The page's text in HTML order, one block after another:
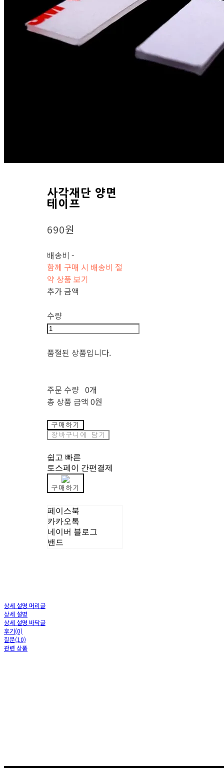
사각재단 양면
테이프
690원
배송비-
함께 구매 시 배송비 절
약 상품 보기
추가 금액
수량
품절된 상품입니다.
주문 수량 0개
총 상품 금액 0원
구매하기
장바구니에 담기
쉽고 빠른
토스페이 간편결제
구매하기
페이스북
카카오톡
네이버 블로그
밴드
상세 설명 머리글
상세 설명
상세 설명 바닥글
후기(0)
질문(10)
관련 상품